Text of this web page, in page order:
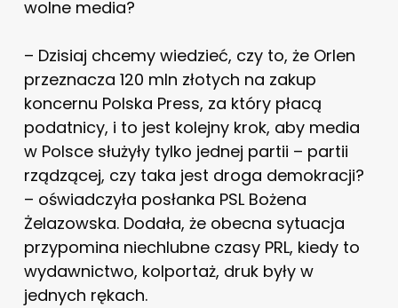
wolne media?
– Dzisiaj chcemy wiedzieć, czy to, że Orlen
przeznacza 120 mln złotych na zakup
koncernu Polska Press, za który płacą
podatnicy, i to jest kolejny krok, aby media
w Polsce służyły tylko jednej partii – partii
rządzącej, czy taka jest droga demokracji?
– oświadczyła posłanka PSL Bożena
Żelazowska. Dodała, że obecna sytuacja
przypomina niechlubne czasy PRL, kiedy to
wydawnictwo, kolportaż, druk były w
jednych rękach.